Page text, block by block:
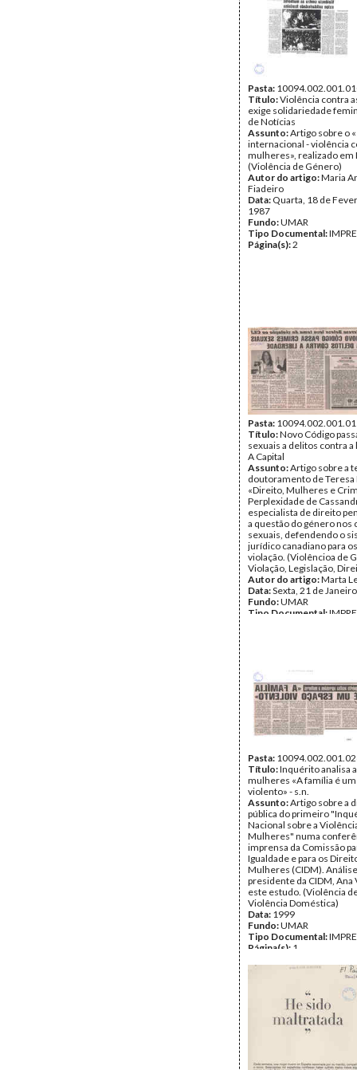
Pasta:
Título:Violência contra
exige solidariedade
de Notícias
Assunto:Artigo sobre o
internacional - violência
mulheres», realizado em
(Violência de Género)
Autor do artigo:Maria
Fiadeiro
Data: Quarta, 18 de
1987
Fundo:UMAR
Tipo Documental:
Página(s):2
Pasta:
Título:Novo Código
sexuais a delitos contra a
A Capital
Assunto:Artigo sobre a
doutoramento de Teresa
«Direito, Mulheres e
Perplexidade de
especialista de direito
a questão do género nos
sexuais, defendendo o
jurídico canadiano para
violação. (Violêncioa de
Violação, Legislação,
Autor do artigo:Marta
Data:Sexta, 21 de
Fundo:UMAR
Tipo Documental:
Pasta:
Título:Inquérito analisa
mulheres «A família é
violento» - s.n.
Assunto:Artigo sobre a
pública do primeiro
Nacional sobre a
Mulheres" numa
imprensa da Comissão
Igualdade e para os
Mulheres (CIDM).
presidente da CIDM, Ana
este estudo. (Violência
Violência Doméstica)
Data: 1999
Fundo:UMAR
Tipo Documental:
Página(s): 1